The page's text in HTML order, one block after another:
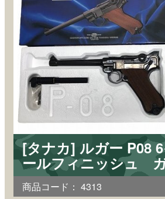
[タナカ] ルガー P08
ールフィニッシュ
商品コード： 4313